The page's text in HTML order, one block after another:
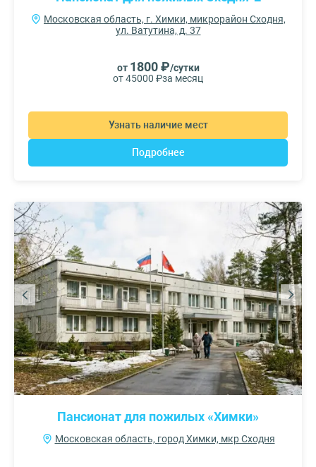
Московская область, г. Химки, микрорайон Сходня,
ул. Ватутина, д. 37
от 1800 ₽/сутки
от 45000 ₽за месяц
Узнать наличие мест
Подробнее
Пансионат для пожилых «Химки»
Московская область, город Химки, мкр Сходня